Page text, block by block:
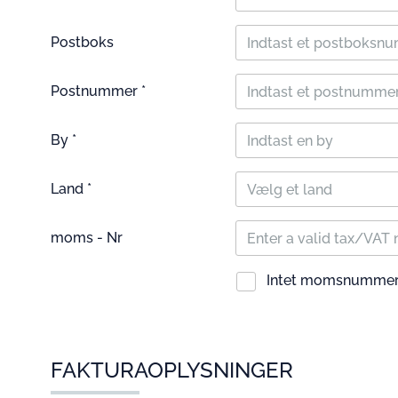
Postboks
Postnummer *
By *
Land * Vælg et land
moms - Nr
Intet
FAKTURAOPLYSNINGER